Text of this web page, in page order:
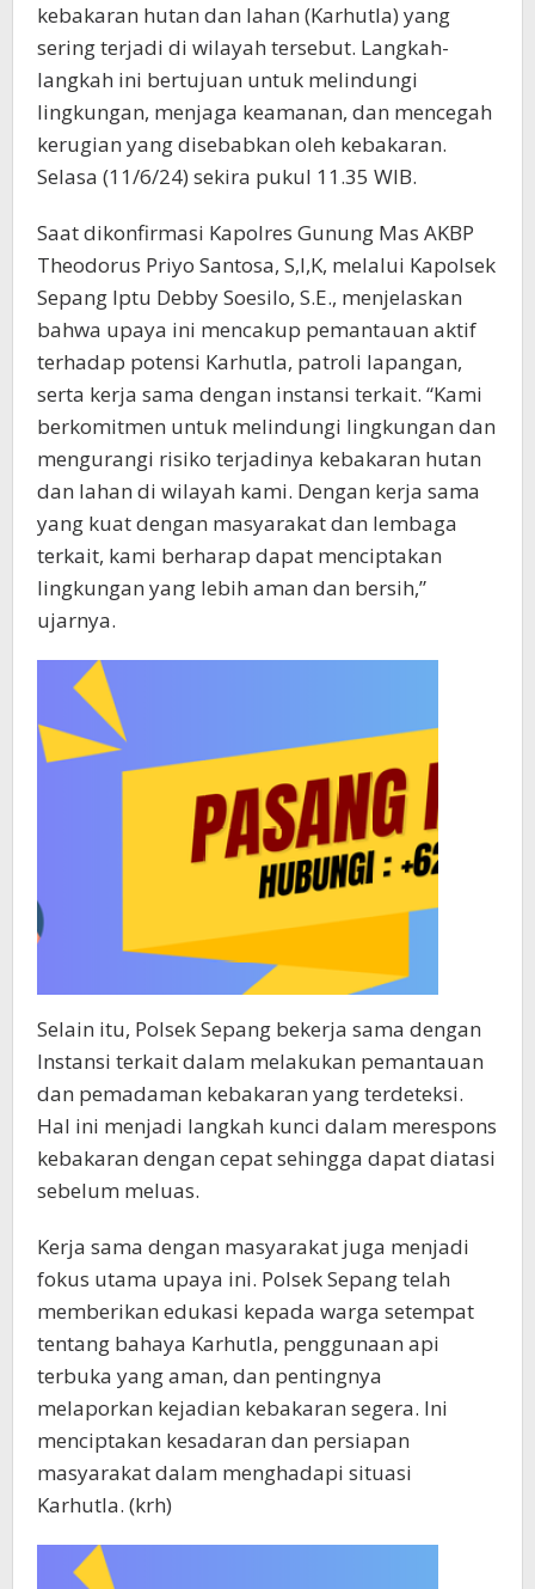
kebakaran hutan dan lahan (Karhutla) yang
sering terjadi di wilayah tersebut. Langkah-
langkah ini bertujuan untuk melindungi
lingkungan, menjaga keamanan, dan mencegah
kerugian yang disebabkan oleh kebakaran.
Selasa (11/6/24) sekira pukul 11.35 WIB.
Saat dikonfirmasi Kapolres Gunung Mas AKBP
Theodorus Priyo Santosa, S,I,K, melalui Kapolsek
Sepang Iptu Debby Soesilo, S.E., menjelaskan
bahwa upaya ini mencakup pemantauan aktif
terhadap potensi Karhutla, patroli lapangan,
serta kerja sama dengan instansi terkait. “Kami
berkomitmen untuk melindungi lingkungan dan
mengurangi risiko terjadinya kebakaran hutan
dan lahan di wilayah kami. Dengan kerja sama
yang kuat dengan masyarakat dan lembaga
terkait, kami berharap dapat menciptakan
lingkungan yang lebih aman dan bersih,”
ujarnya.
Selain itu, Polsek Sepang bekerja sama dengan
Instansi terkait dalam melakukan pemantauan
dan pemadaman kebakaran yang terdeteksi.
Hal ini menjadi langkah kunci dalam merespons
kebakaran dengan cepat sehingga dapat diatasi
sebelum meluas.
Kerja sama dengan masyarakat juga menjadi
fokus utama upaya ini. Polsek Sepang telah
memberikan edukasi kepada warga setempat
tentang bahaya Karhutla, penggunaan api
terbuka yang aman, dan pentingnya
melaporkan kejadian kebakaran segera. Ini
menciptakan kesadaran dan persiapan
masyarakat dalam menghadapi situasi
Karhutla. (krh)